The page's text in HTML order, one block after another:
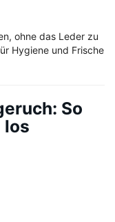
ohne das Leder zu
Hygiene und Frische
So
los